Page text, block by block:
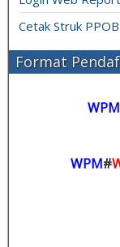
Cetak Struk
Format
WPM
WPM#